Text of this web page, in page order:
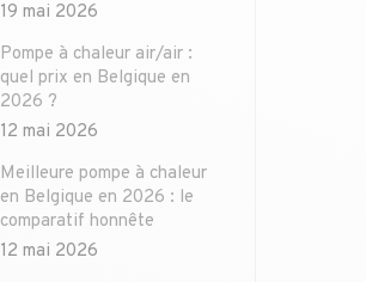
19 mai 2026
Pompe à chaleur air/air :
quel prix en Belgique en
2026 ?
12 mai 2026
Meilleure pompe à chaleur
en Belgique en 2026 : le
comparatif honnête
12 mai 2026